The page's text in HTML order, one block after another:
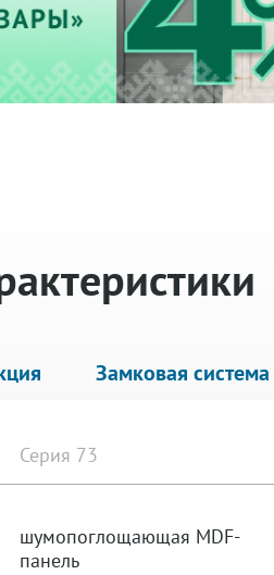
Замковая система
Серия 73
шумопоглощающая MDF-
панель